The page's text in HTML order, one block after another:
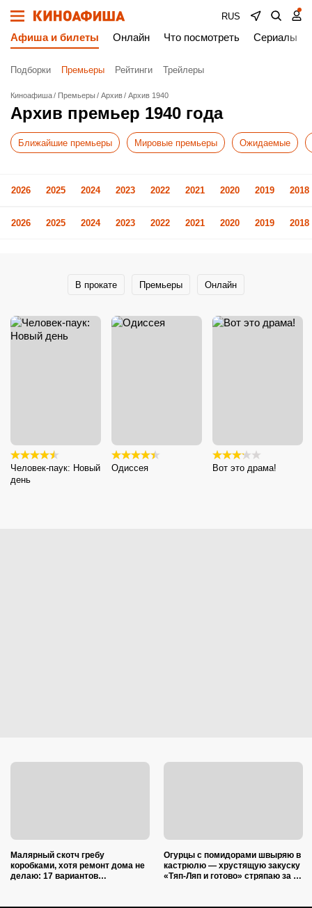
RUS
Афиша и билеты Онлайн Что посмотреть Сериалы
Подборки Премьеры Рейтинги Трейлеры
Киноафиша Премьеры Архив Архив 1940
Архив премьер 1940 года
Ближайшие премьеры Мировые премьеры Ожидаемые
2026 2025 2024 2023 2022 2021 2020 2019 2018
2026 2025 2024 2023 2022 2021 2020 2019 2018
В прокате Премьеры Онлайн
Человек-паук: Новый
день
Одиссея Вот это драма!
Малярный скотч гребу
коробками, хотя ремонт дома не
делаю: 17 вариантов
Огурцы с помидорами швыряю в
кастрюлю — хрустящую закуску
«Тяп-Ляп и готово» стряпаю за 15